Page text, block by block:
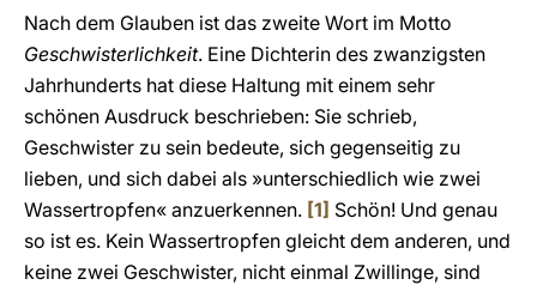
Nach dem Glauben ist das zweite Wort im Motto
Geschwisterlichkeit. Eine Dichterin des zwanzigsten
Jahrhunderts hat diese Haltung mit einem sehr
schönen Ausdruck beschrieben: Sie schrieb,
Geschwister zu sein bedeute, sich gegenseitig zu
lieben, und sich dabei als »unterschiedlich wie zwei
Wassertropfen« anzuerkennen. [1] Schön! Und genau
so ist es. Kein Wassertropfen gleicht dem anderen, und
keine zwei Geschwister, nicht einmal Zwillinge, sind